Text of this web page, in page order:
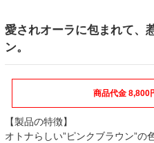
愛されオーラに包まれて、
ン。
商品代金 8,800
【製品の特徴】
オトナらしい”ピンクブラウン”